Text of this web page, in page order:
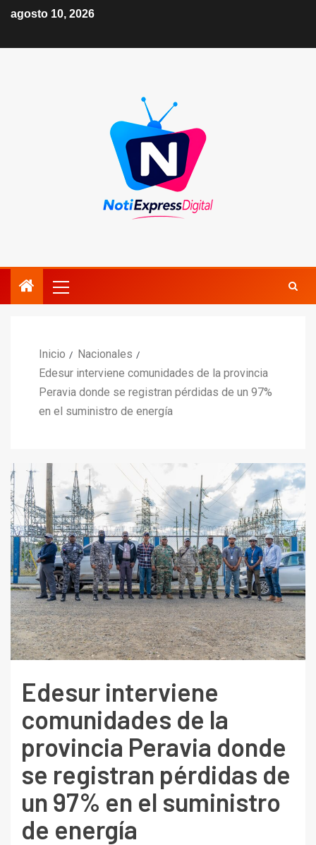
agosto 10, 2026
Inicio
Nacionales
Edesur interviene comunidades de la provincia
Peravia donde se registran pérdidas de un 97%
en el suministro de energía
Edesur interviene
comunidades de la
provincia Peravia donde
se registran pérdidas de
un 97% en el suministro
de energía